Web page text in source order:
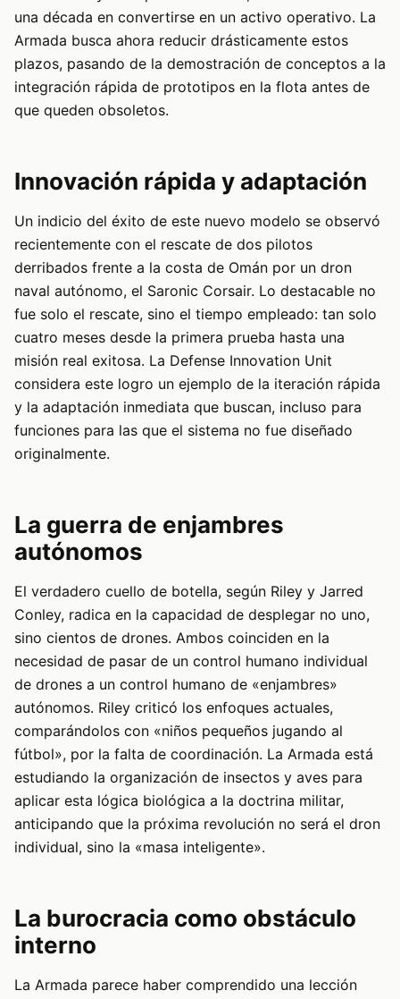
una década en convertirse en un activo operativo. La
Armada busca ahora reducir drásticamente estos
plazos, pasando de la demostración de conceptos a la
integración rápida de prototipos en la flota antes de
que queden obsoletos.
Innovación rápida y adaptación
Un indicio del éxito de este nuevo modelo se observó
recientemente con el rescate de dos pilotos
derribados frente a la costa de Omán por un dron
naval autónomo, el Saronic Corsair. Lo destacable no
fue solo el rescate, sino el tiempo empleado: tan solo
cuatro meses desde la primera prueba hasta una
misión real exitosa. La Defense Innovation Unit
considera este logro un ejemplo de la iteración rápida
y la adaptación inmediata que buscan, incluso para
funciones para las que el sistema no fue diseñado
originalmente.
La guerra de enjambres
autónomos
El verdadero cuello de botella, según Riley y Jarred
Conley, radica en la capacidad de desplegar no uno,
sino cientos de drones. Ambos coinciden en la
necesidad de pasar de un control humano individual
de drones a un control humano de «enjambres»
autónomos. Riley criticó los enfoques actuales,
comparándolos con «niños pequeños jugando al
fútbol», por la falta de coordinación. La Armada está
estudiando la organización de insectos y aves para
aplicar esta lógica biológica a la doctrina militar,
anticipando que la próxima revolución no será el dron
individual, sino la «masa inteligente».
La burocracia como obstáculo
interno
La Armada parece haber comprendido una lección